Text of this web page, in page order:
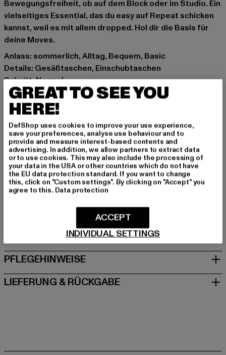
Bewegungsfreiheit, ob auf dem Block oder im Studio. Ein
vielseitiges Essential, das du easy auf Repeat schicken
kannst, weil es mit allem dropped. Hol dir die Basis für
deine Moves.
Anlass: sommerlich, Alltag, Bequem, Basic
Details: Gesäßtaschen, Einschubtaschen
Schnitt: Normal
Marke: Urban Classics
Kat.: Bekleidung
Farbe: schwarz
Hersteller Farbe: black
Materialzusammensetzung: 100% Baumwolle
Art.Nr: TB6297-00007
Hersteller: TB International GmbH |info@tbint.de
Dr.-Robert-Murjahn-Straße 7 | 64372 Ober-Ramstadt |
GRÖSSE & PASSFORM
PFLEGEHINWEISE
LIEFERUNG & RÜCKGABE
GREAT TO SEE YOU
HERE!
DefShop uses cookies to improve your use experience,
save your preferences, analyse use behaviour and to
provide and measure interest-based contents and
advertising. In addition, we allow partners to extract data
or to use cookies. This may also include the processing of
your data in the USA or other countries which do not have
the EU data protection standard. If you want to change
this, click on "Custom settings". By clicking on "Accept" you
agree to this. Data protection
INDIVIDUAL SETTINGS
ACCEPT